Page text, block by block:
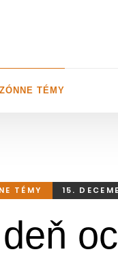
TÉMY
TÉMY 15.